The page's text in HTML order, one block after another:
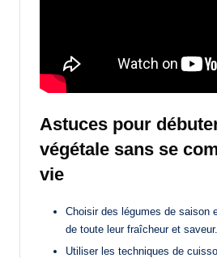
Astuces pour
végétale sans se
vie
Choisir des légumes de saison
de toute leur fraîcheur et saveur.
Utiliser les techniques de